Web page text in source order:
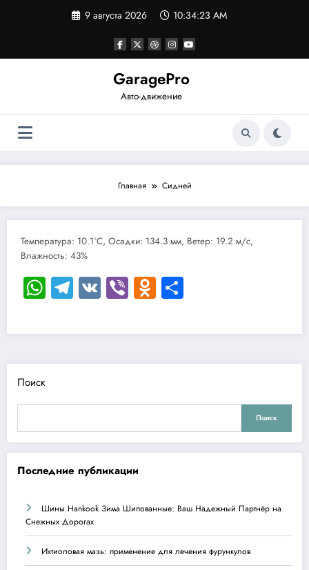
9 августа 2026 10:34:23 AM
GaragePro
Авто-движение
Главная Сидней
Температура: 10.1°C, Осадки: 134.3 мм, Ветер: 19.2 м/с,
Влажность: 43%
WhatsApp
Telegram
VKViberOdnoklassniki
Поиск
Поиск
Последние публикации
Шины Hankook Зима Шипованные: Ваш Надежный Партнёр на
Снежных Дорогах
Ихтиоловая мазь: применение для лечения фурункулов